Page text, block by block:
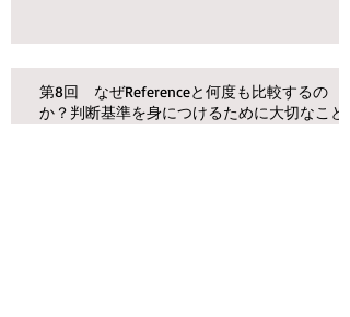
第8回 なぜReferenceと何度も比較するの
か？判断基準を身につけるために大切なこと